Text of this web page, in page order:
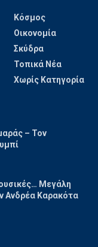
Κόσμος
Οικονομία
Σκύδρα
Τοπικά Νέα
Χωρίς Κατηγορία
– Τον
Μεγάλη
Ανδρέα Καρακότα